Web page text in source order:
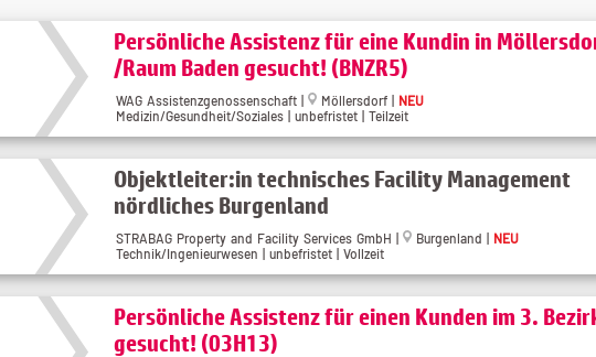
Persönliche Assistenz für eine Kundin in
/Raum Baden gesucht! (BNZR5)
WAG Assistenzgenossenschaft | Möllersdorf | NEU
Medizin/Gesundheit/Soziales | unbefristet | Teilzeit
Objektleiter:in technisches Facility Management
nördliches Burgenland
STRABAG Property and Facility Services GmbH | Burgenland | NEU
Technik/Ingenieurwesen | unbefristet | Vollzeit
Persönliche Assistenz für einen Kunden im 3.
gesucht! (03H13)